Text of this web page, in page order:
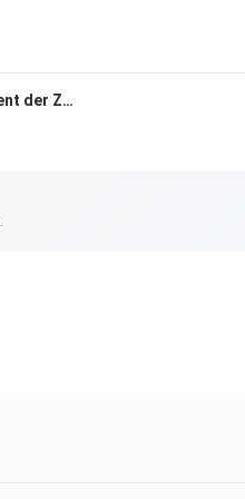
Ausbildung am Bau – Fundament der Zukunft?